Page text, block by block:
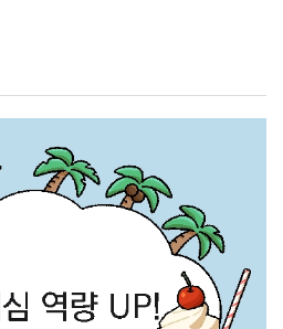
기는 정규학기보다 짧은 기간
영되기 때문에 꼼꼼한 일정
업 기간이 짧은 만큼 한 번의
적에 큰 영향을 줄 수 있으므로,
확인하고 출석 및 과제 일정을
바랍니다. 과목별 수업
수 있으니 담당 교수님의
인하면 좋을 것 같습니다!방학
해야 하는 만큼 개인 일정과